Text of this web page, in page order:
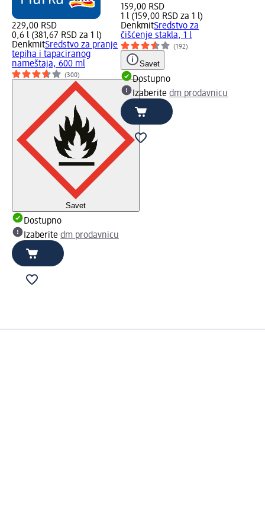
229,00 RSD
0,6 l (381,67 RSD za 1 l)
DenkmitSredstvo za pranje
tepiha i tapaciranog
nameštaja, 600 ml
(300)
Savet
Dostupno
Izaberite dm prodavnicu
159,00 RSD
1 l (159,00 RSD za 1 l)
DenkmitSredstvo za
čišćenje stakla, 1 l
(192)
Savet
Dostupno
Izaberitedm prodavnicu